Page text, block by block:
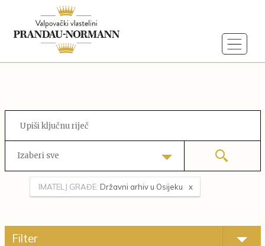
Izaberi sve
IMATELJ GRAĐE: Državni arhiv u Osijeku
Filter